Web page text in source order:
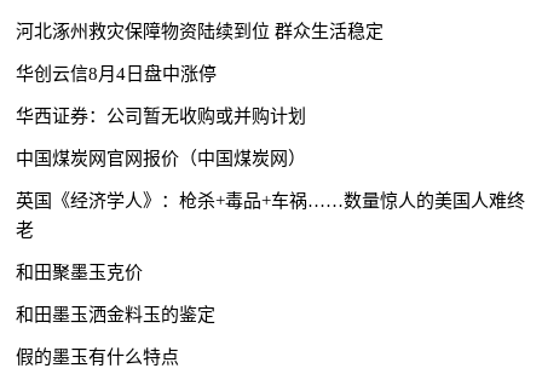
河北涿州救灾保障物资陆续到位 群众生活稳定
华创云信8月4日盘中涨停
华西证券：公司暂无收购或并购计划
中国煤炭网官网报价（中国煤炭网）
英国《经济学人》：枪杀+毒品+车祸……数量惊人的美国人难终
老
和田聚墨玉克价
和田墨玉洒金料玉的鉴定
假的墨玉有什么特点